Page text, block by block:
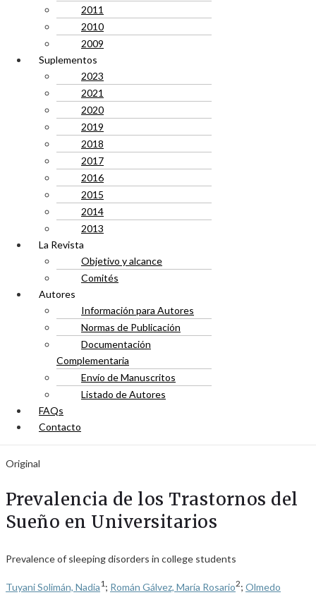
2011
2010
2009
Suplementos
2023
2021
2020
2019
2018
2017
2016
2015
2014
2013
La Revista
Objetivo y alcance
Comités
Autores
Información para Autores
Normas de Publicación
Documentación
Complementaria
Envío de Manuscritos
Listado de Autores
FAQs
Contacto
Original
Prevalencia de los Trastornos del
Sueño en Universitarios
Prevalence of sleeping disorders in college students
Tuyani Solimán, Nadia1 ; Román Gálvez, María Rosario2; Olmedo